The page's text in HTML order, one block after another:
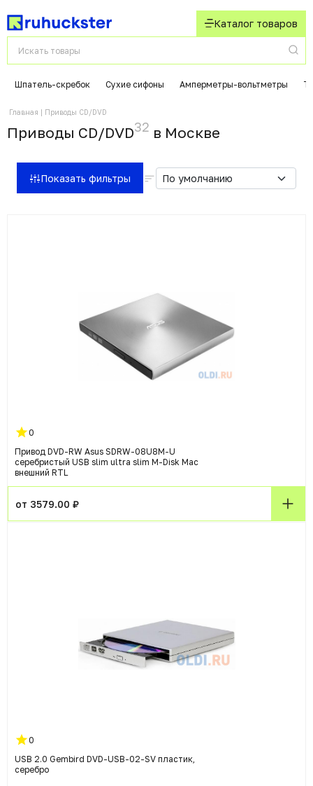
Каталог товаров
Шпатель-скребок Сухие сифоны Амперметры-вольтметры
Главная Приводы CD/DVD
Приводы CD/DVD32 в Москвe
Показать фильтры
0
Привод DVD-RW Asus SDRW-08U8M-U
серебристый USB slim ultra slim M-Disk Mac
внешний RTL
от 3579.00 ₽
0
USB 2.0 Gembird DVD-USB-02-SV пластик,
серебро